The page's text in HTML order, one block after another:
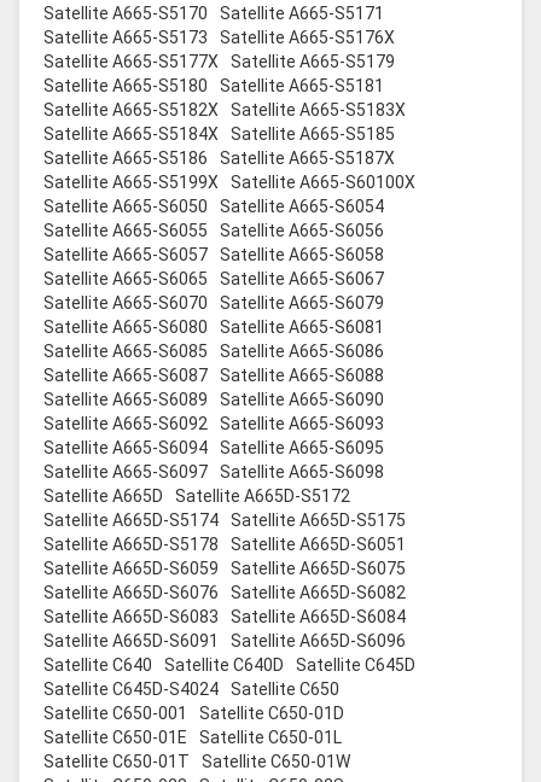
Satellite A665-S5170
Satellite A665-S5171
Satellite A665-S5173
Satellite A665-S5176X
Satellite A665-S5177X
Satellite A665-S5179
Satellite A665-S5180
Satellite A665-S5181
Satellite A665-S5182X
Satellite A665-S5183X
Satellite A665-S5184X
Satellite A665-S5185
Satellite A665-S5186
Satellite A665-S5187X
Satellite A665-S5199X
Satellite A665-S60100X
Satellite A665-S6050
Satellite A665-S6054
Satellite A665-S6055
Satellite A665-S6056
Satellite A665-S6057
Satellite A665-S6058
Satellite A665-S6065
Satellite A665-S6067
Satellite A665-S6070
Satellite A665-S6079
Satellite A665-S6080
Satellite A665-S6081
Satellite A665-S6085
Satellite A665-S6086
Satellite A665-S6087
Satellite A665-S6088
Satellite A665-S6089
Satellite A665-S6090
Satellite A665-S6092
Satellite A665-S6093
Satellite A665-S6094
Satellite A665-S6095
Satellite A665-S6097
Satellite A665-S6098
Satellite A665D
Satellite A665D-S5172
Satellite A665D-S5174
Satellite A665D-S5175
Satellite A665D-S5178
Satellite A665D-S6051
Satellite A665D-S6059
Satellite A665D-S6075
Satellite A665D-S6076
Satellite A665D-S6082
Satellite A665D-S6083
Satellite A665D-S6084
Satellite A665D-S6091
Satellite A665D-S6096
Satellite C640
Satellite C640D
Satellite C645D
Satellite C645D-S4024
Satellite C650
Satellite C650-001
Satellite C650-01D
Satellite C650-01E
Satellite C650-01L
Satellite C650-01T
Satellite C650-01W